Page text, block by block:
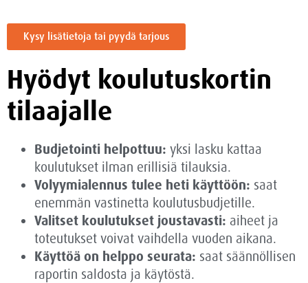
Kysy lisätietoja tai pyydä tarjous
Hyödyt koulutuskortin
tilaajalle
Budjetointi helpottuu: yksi lasku kattaa
koulutukset ilman erillisiä tilauksia.
Volyymialennus tulee heti käyttöön: saat
enemmän vastinetta koulutusbudjetille.
Valitset koulutukset joustavasti: aiheet ja
toteutukset voivat vaihdella vuoden aikana.
Käyttöä on helppo seurata: saat säännöllisen
raportin saldosta ja käytöstä.